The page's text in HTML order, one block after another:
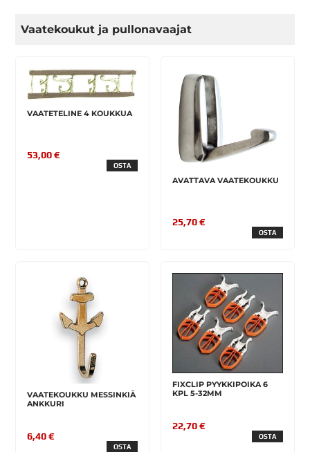
Vaatekoukut ja pullonavaajat
VAATETELINE 4 KOUKKUA
53,00 €
OSTA
AVATTAVA VAATEKOUKKU
25,70 €
OSTA
VAATEKOUKKU MESSINKIÄ
ANKKURI
6,40 €
OSTA
FIXCLIP PYYKKIPOIKA 6
KPL 5-32MM
22,70 €
OSTA